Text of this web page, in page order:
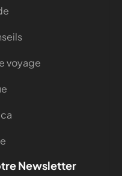
voyage
Newsletter